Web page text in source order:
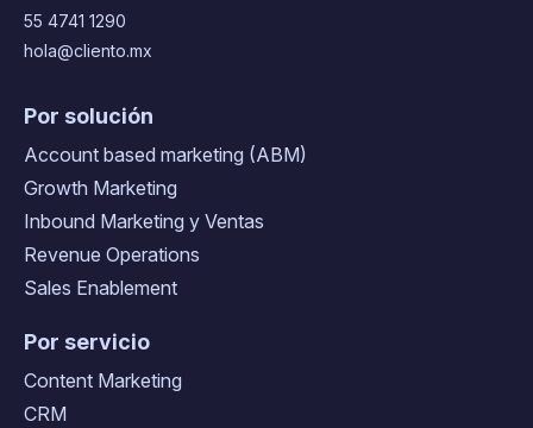
55 4741 1290
hola@cliento.mx
Por solución
Account based marketing (ABM)
Growth Marketing
Inbound Marketing y Ventas
Revenue Operations
Sales Enablement
Por servicio
Content Marketing
CRM